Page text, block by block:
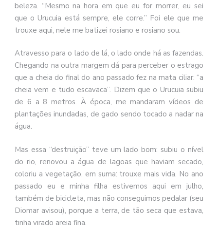
beleza. “Mesmo na hora em que eu for morrer, eu sei
que o Urucuia está sempre, ele corre.” Foi ele que me
trouxe aqui, nele me batizei rosiano e rosiano sou.
Atravesso para o lado de lá, o lado onde há as fazendas.
Chegando na outra margem dá para perceber o estrago
que a cheia do final do ano passado fez na mata ciliar: “a
cheia vem e tudo escavaca”. Dizem que o Urucuia subiu
de 6 a 8 metros. À época, me mandaram vídeos de
plantações inundadas, de gado sendo tocado a nadar na
água.
Mas essa “destruição” teve um lado bom: subiu o nível
do rio, renovou a água de lagoas que haviam secado,
coloriu a vegetação, em suma: trouxe mais vida. No ano
passado eu e minha filha estivemos aqui em julho,
também de bicicleta, mas não conseguimos pedalar (seu
Diomar avisou), porque a terra, de tão seca que estava,
tinha virado areia fina.